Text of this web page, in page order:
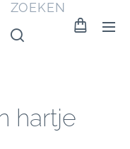
ZOEKEN
hartje